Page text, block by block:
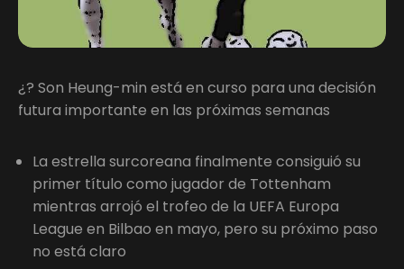
¿? Son Heung-min está en curso para una decisión
futura importante en las próximas semanas
La estrella surcoreana finalmente consiguió su
primer título como jugador de Tottenham
mientras arrojó el trofeo de la UEFA Europa
League en Bilbao en mayo, pero su próximo paso
no está claro